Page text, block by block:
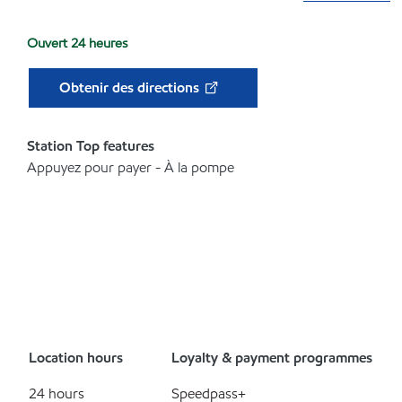
Ouvert 24 heures
Obtenir des directions
Station Top features
Appuyez pour payer - À la pompe
Location hours
24 hours
Loyalty & payment programmes
Speedpass+